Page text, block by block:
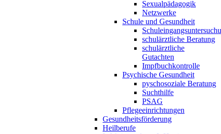
Sexualpädagogik
Netzwerke
Schule und Gesundheit
schulärztliche Beratung
schulärztliche
Gutachten
Impfbuchkontrolle
Psychische Gesundheit
pyschosoziale Beratung
Suchthilfe
PSAG
Pflegeeinrichtungen
Gesundheitsförderung
Heilberufe